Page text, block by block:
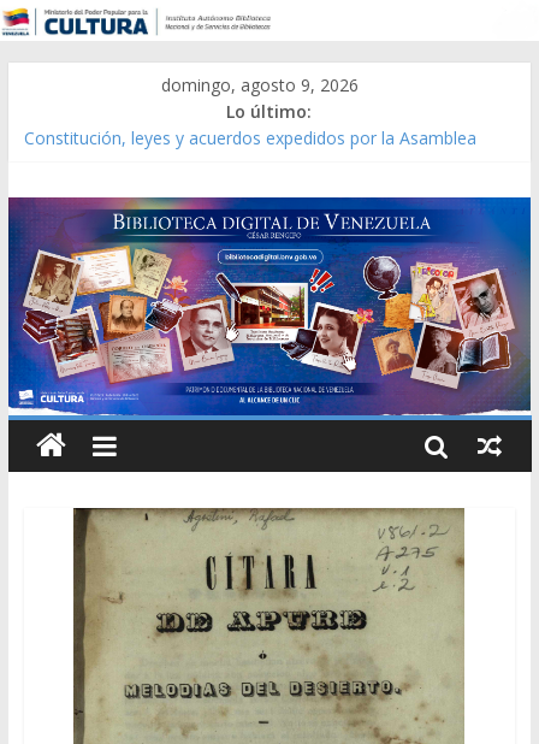
domingo, agosto 9, 2026
Lo último:
Constitución, leyes y acuerdos expedidos por la Asamblea
Modesta Bor Sánchez [material gráfico]
Gaceta Oficial de la República de Venezuela año CXXXIII Mes V,
Caracas 09 de marzo de 2006 N° 38.394
Catálogo temático de obras de Modesta Bor